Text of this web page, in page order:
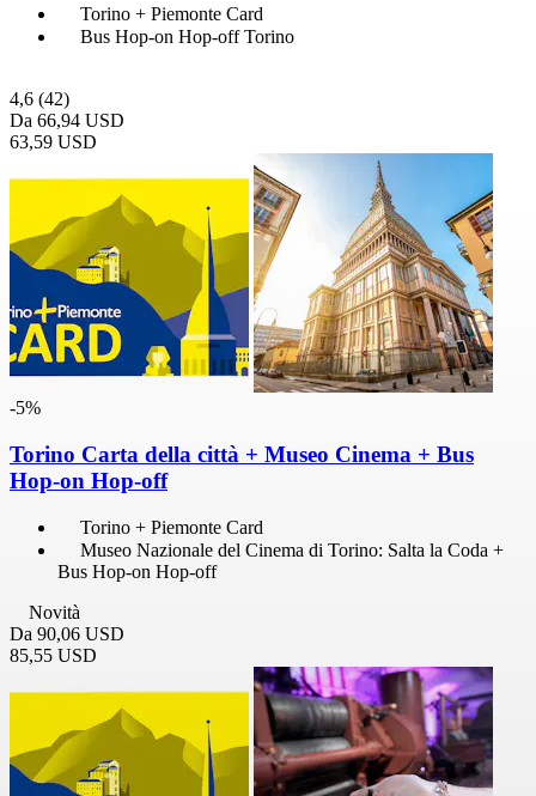
Torino + Piemonte Card
Bus Hop-on Hop-off Torino
4,6 (42)
Da 66,94 USD
63,59 USD
-5%
Torino Carta della città + Museo Cinema + Bus
Hop-on Hop-off
Torino + Piemonte Card
Museo Nazionale del Cinema di Torino: Salta la Coda +
Bus Hop-on Hop-off
Novità
Da 90,06 USD
85,55 USD